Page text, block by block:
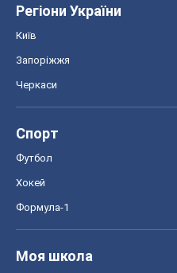
Регіони України
Київ
Запоріжжя
Черкаси
Спорт
Футбол
Хокей
Формула-1
Моя школа